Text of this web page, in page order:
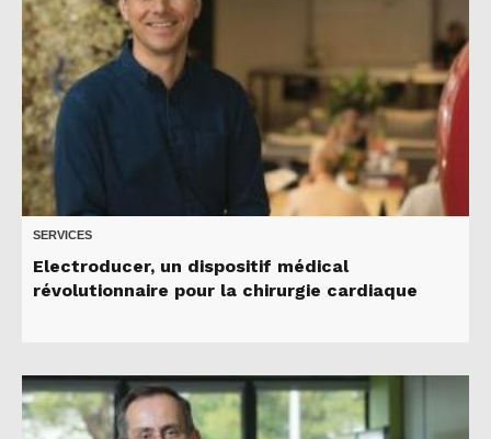
SERVICES
Electroducer, un dispositif médical
révolutionnaire pour la chirurgie cardiaque